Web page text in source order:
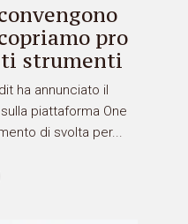
pro
strumenti
ha annunciato il
piattaforma One
di svolta per...